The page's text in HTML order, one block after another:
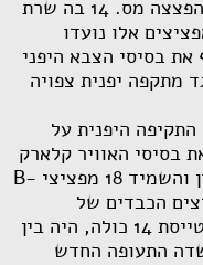
במסגרת זו הגיעה גם טייסת-הפצצה מס. 14 בה שרת
אלו נועדו
את בסיסי הצבא היפני
מתקפה יפנית צפויה
לאחר התקיפה היפנית על
בסיסי האוויר קלארק
18 מפציצי
B-
הכבדים של
מקארתור. למזלו של מאיר מטוסו עם טייסת 14 כולה, היה בין
התעופה החדש